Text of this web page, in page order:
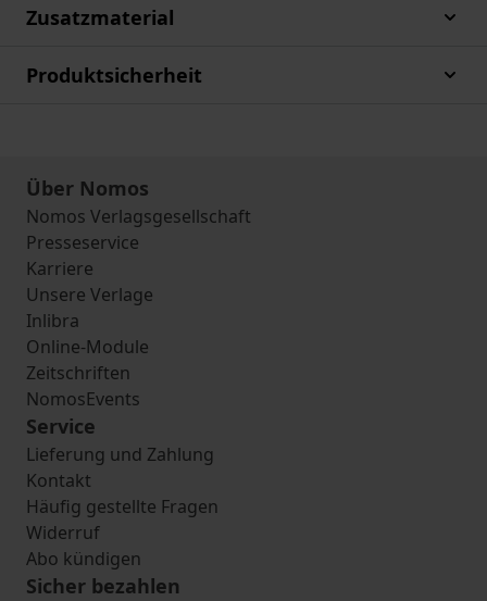
Zusatzmaterial
Produktsicherheit
Über Nomos
Nomos Verlagsgesellschaft
Presseservice
Karriere
Unsere Verlage
Inlibra
Online-Module
Zeitschriften
NomosEvents
Service
Lieferung und Zahlung
Kontakt
Häufig gestellte Fragen
Widerruf
Abo kündigen
Sicher bezahlen